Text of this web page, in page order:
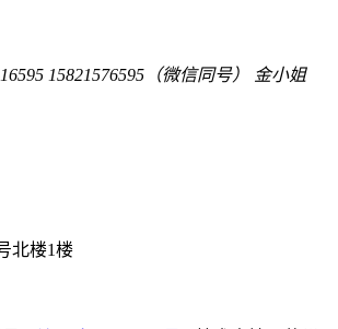
15821576595（微信同号） 金小姐
北楼1楼